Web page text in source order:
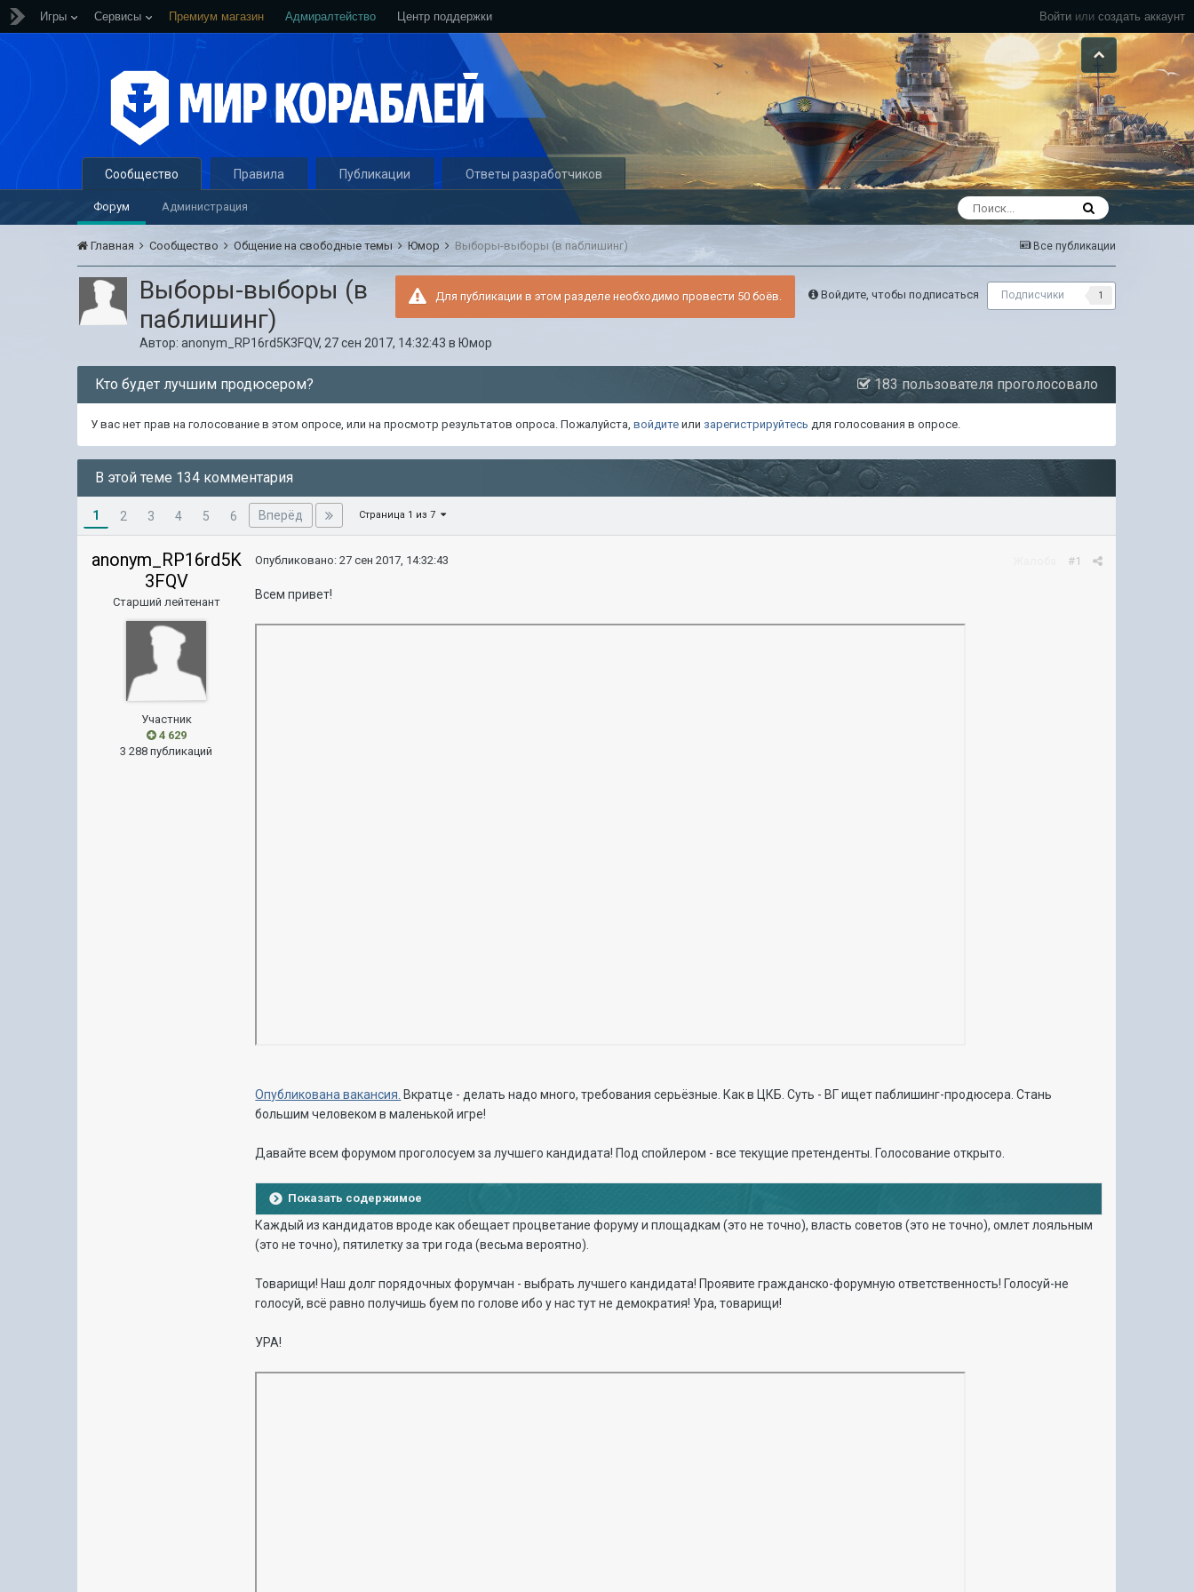
Войти или создать аккаунт
Игры Сервисы Премиум магазин Адмиралтейство Центр поддержки
Сообщество
Форум Администрация
Правила Публикации Ответы разработчиков
Все публикации
Главная Сообщество Общение на свободные темы Юмор Выборы-выборы (в паблишинг)
Войдите, чтобы подписаться Подписчики 1
Для публикации в этом разделе необходимо провести 50 боёв.
Выборы-выборы (в
паблишинг)
Автор:anonym_RP16rd5K3FQV, 27 сен 2017, 14:32:43 в Юмор
Кто будет лучшим продюсером? 183 пользователя проголосовало
У вас нет прав на голосование в этом опросе, или на просмотр результатов опроса. Пожалуйста,войдите или зарегистрируйтесь для голосования в опросе.
В этой теме 134 комментария
1 2 3 4 5 6 Вперёд Страница 1 из 7
anonym_RP16rd5K
3FQV
Старший лейтенант
Участник
4 629
3 288 публикаций
#1
Опубликовано:27 сен 2017, 14:32:43
Всем привет!
Опубликована вакансия. Вкратце - делать надо много, требования серьёзные. Как в ЦКБ. Суть - ВГ ищет паблишинг-продюсера. Стань
большим человеком в маленькой игре!
Давайте всем форумом проголосуем за лучшего кандидата! Под спойлером - все текущие претенденты. Голосование открыто.
Показать содержимое
Каждый из кандидатов вроде как обещает процветание форуму и площадкам (это не точно), власть советов (это не точно), омлет лояльным
(это не точно), пятилетку за три года (весьма вероятно).
Товарищи! Наш долг порядочных форумчан - выбрать лучшего кандидата! Проявите гражданско-форумную ответственность! Голосуй-не
голосуй, всё равно получишь буем по голове ибо у нас тут не демократия! Ура, товарищи!
УРА!